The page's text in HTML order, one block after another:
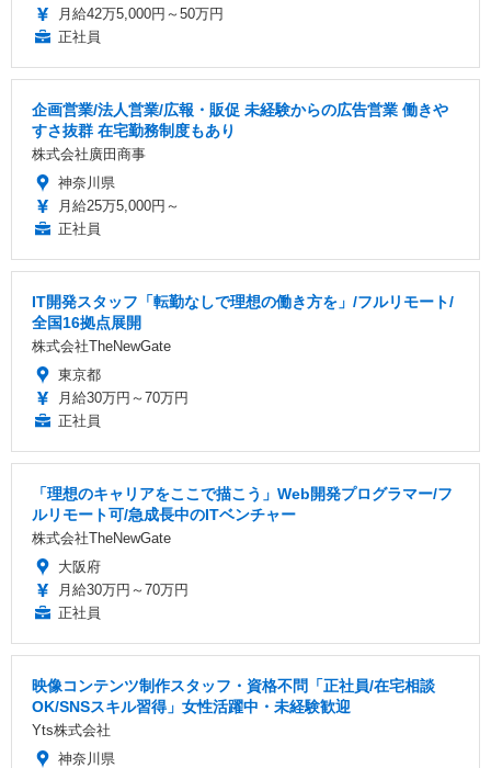
月給42万5,000円～50万円
正社員
企画営業/法人営業/広報・販促 未経験からの広告営業 働きや
すさ抜群 在宅勤務制度もあり
株式会社廣田商事
神奈川県
月給25万5,000円～
正社員
IT開発スタッフ「転勤なしで理想の働き方を」/フルリモート/
全国16拠点展開
株式会社TheNewGate
東京都
月給30万円～70万円
正社員
「理想のキャリアをここで描こう」Web開発プログラマー/フ
ルリモート可/急成長中のITベンチャー
株式会社TheNewGate
大阪府
月給30万円～70万円
正社員
映像コンテンツ制作スタッフ・資格不問「正社員/在宅相談
OK/SNSスキル習得」女性活躍中・未経験歓迎
Yts株式会社
神奈川県